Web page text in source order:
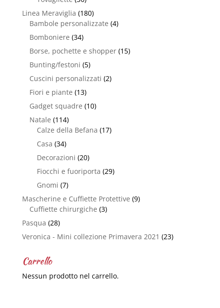
Linea Meraviglia (180)
Bambole personalizzate (4)
Bomboniere (34)
Borse, pochette e shopper (15)
Bunting/festoni (5)
Cuscini personalizzati (2)
Fiori e piante (13)
Gadget squadre (10)
Natale (114)
Calze della Befana (17)
Casa (34)
Decorazioni (20)
Fiocchi e fuoriporta (29)
Gnomi (7)
Mascherine e Cuffiette Protettive (9)
Cuffiette chirurgiche (3)
Pasqua (28)
Veronica - Mini collezione Primavera 2021 (23)
Carrello
Nessun prodotto nel carrello.